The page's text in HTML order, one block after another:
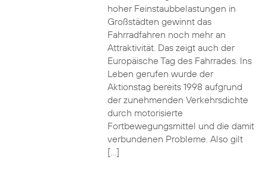
hoher Feinstaubbelastungen in
Großstädten gewinnt das
Fahrradfahren noch mehr an
Attraktivität. Das zeigt auch der
Europäische Tag des Fahrrades. Ins
Leben gerufen wurde der
Aktionstag bereits 1998 aufgrund
der zunehmenden Verkehrsdichte
durch motorisierte
Fortbewegungsmittel und die damit
verbundenen Probleme. Also gilt
[…]